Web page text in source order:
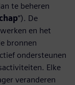
te beheren
”). De
en het
bronnen
ondersteunen
Elke
veranderen